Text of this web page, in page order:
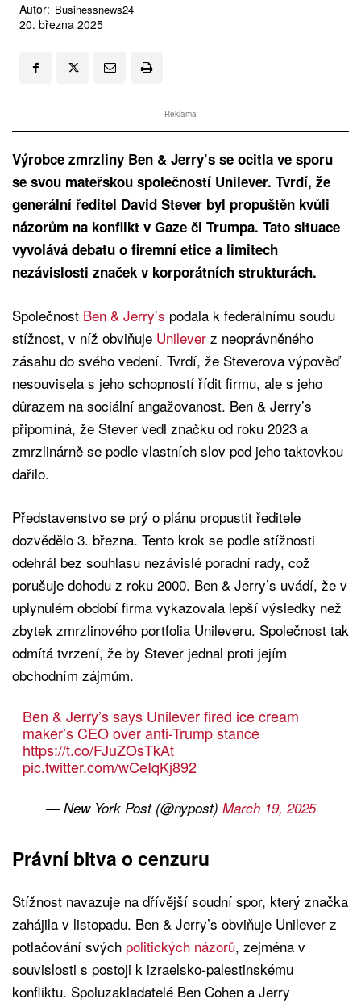
Autor: Businessnews24
20. března 2025
Reklama
Výrobce zmrzliny Ben & Jerry’s se ocitla ve sporu
se svou mateřskou společností Unilever. Tvrdí, že
generální ředitel David Stever byl propuštěn kvůli
názorům na konflikt v Gaze či Trumpa. Tato situace
vyvolává debatu o firemní etice a limitech
nezávislosti značek v korporátních strukturách.
Společnost Ben & Jerry’s podala k federálnímu soudu
stížnost, v níž obviňuje Unilever z neoprávněného
zásahu do svého vedení. Tvrdí, že Steverova výpověď
nesouvisela s jeho schopností řídit firmu, ale s jeho
důrazem na sociální angažovanost. Ben & Jerry’s
připomíná, že Stever vedl značku od roku 2023 a
zmrzlinárně se podle vlastních slov pod jeho taktovkou
dařilo.
Představenstvo se prý o plánu propustit ředitele
dozvědělo 3. března. Tento krok se podle stížnosti
odehrál bez souhlasu nezávislé poradní rady, což
porušuje dohodu z roku 2000. Ben & Jerry’s uvádí, že v
uplynulém období firma vykazovala lepší výsledky než
zbytek zmrzlinového portfolia Unileveru. Společnost tak
odmítá tvrzení, že by Stever jednal proti jejím
obchodním zájmům.
Ben & Jerry’s says Unilever fired ice cream
maker’s CEO over anti-Trump stance
https://t.co/FJuZOsTkAt
pic.twitter.com/wCeIqKj892
— New York Post (@nypost) March 19, 2025
Právní bitva o cenzuru
Stížnost navazuje na dřívější soudní spor, který značka
zahájila v listopadu. Ben & Jerry’s obviňuje Unilever z
potlačování svých politických názorů, zejména v
souvislosti s postoji k izraelsko-palestinskému
konfliktu. Spoluzakladatelé Ben Cohen a Jerry